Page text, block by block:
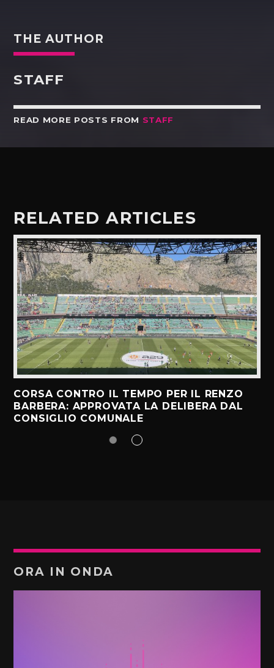
THE AUTHOR
STAFF
READ MORE POSTS FROM STAFF
RELATED ARTICLES
CORSA CONTRO IL TEMPO PER IL RENZO
BARBERA: APPROVATA LA DELIBERA DAL
CONSIGLIO COMUNALE
ORA IN ONDA